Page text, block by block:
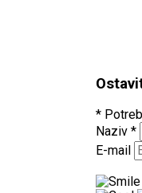
*
Naziv *
E-mail